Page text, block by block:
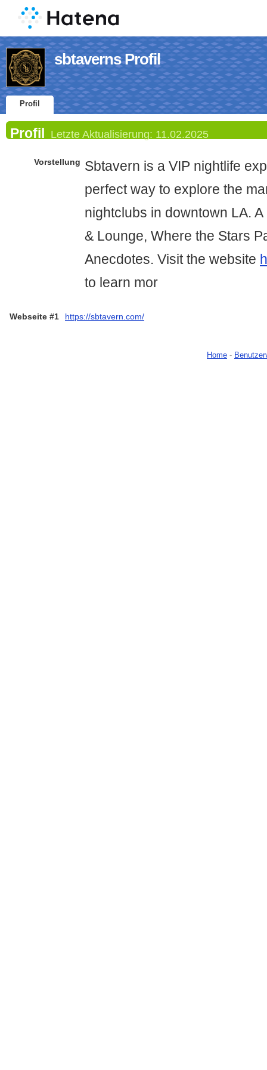
sbtaverns Profil
Profil
Profil Letzte Aktualisierung: 11.02.2025
Vorstellung Sbtavern is a VIP nightlife
perfect way to explore the
nightclubs in downtown LA.
& Lounge, Where the Stars
Anecdotes. Visit the website
to learn mor
Webseite #1 https://sbtavern.com/
Home -